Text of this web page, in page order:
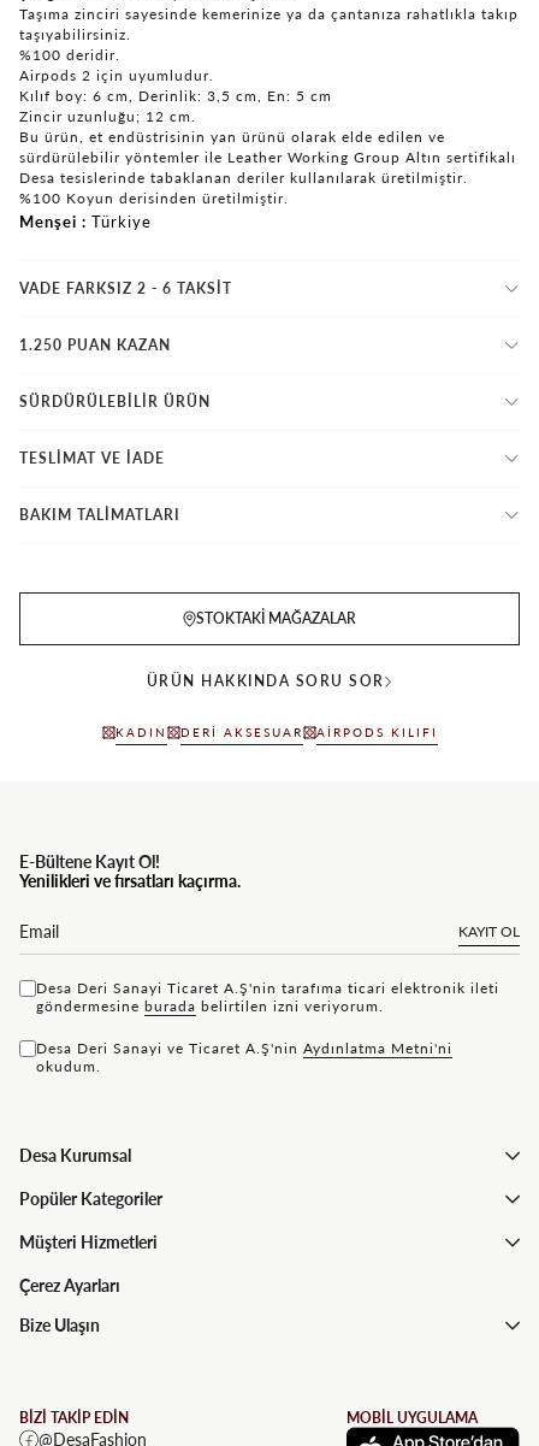
Taşıma zinciri sayesinde kemerinize ya da çantanıza rahatlıkla takıp
taşıyabilirsiniz.
%100 deridir.
Airpods 2 için uyumludur.
Kılıf boy: 6 cm, Derinlik: 3,5 cm, En: 5 cm
Zincir uzunluğu; 12 cm.
Bu ürün, et endüstrisinin yan ürünü olarak elde edilen ve
sürdürülebilir yöntemler ile Leather Working Group Altın sertifikalı
Desa tesislerinde tabaklanan deriler kullanılarak üretilmiştir.
%100 Koyun derisinden üretilmiştir.
Menşei Türkiye
VADE FARKSIZ 2 - 6 TAKSIT
1.250 PUAN KAZAN
SÜRDÜRÜLEBİLİR ÜRÜN
TESLİMAT VE İADE
BAKIM TALİMATLARI
STOKTAKI MAĞAZALAR
ÜRÜN HAKKINDA SORU SOR
KADIN DERI AKSESUAR AIRPODS KILIFI
E-Bültene Kayıt Ol!
Yenilikleri ve fırsatları kaçırma.
KAYIT OL
Desa Deri Sanayi Ticaret A.Ş'nin tarafıma ticari elektronik ileti
göndermesine bu rada belirtilen izni veriyorum.
Desa Deri Sanayi ve Ticaret A.Ş'nin Aydınlatma Metni'ni
okudum.
Desa Kurumsal
Popüler Kategoriler
Müşteri Hizmetleri
Çerez Ayarları
Bize Ulaşın
BİZİ TAKİP EDİN
@DesaFashion
MOBİL UYGULAMA